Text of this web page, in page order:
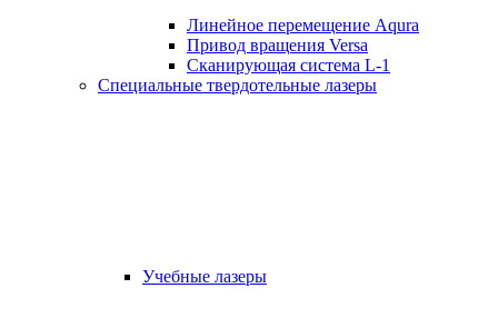
Линейное перемещение Aqura
Привод вращения Versa
Сканирующая система L-1
Специальные твердотельные лазеры
Учебные лазеры